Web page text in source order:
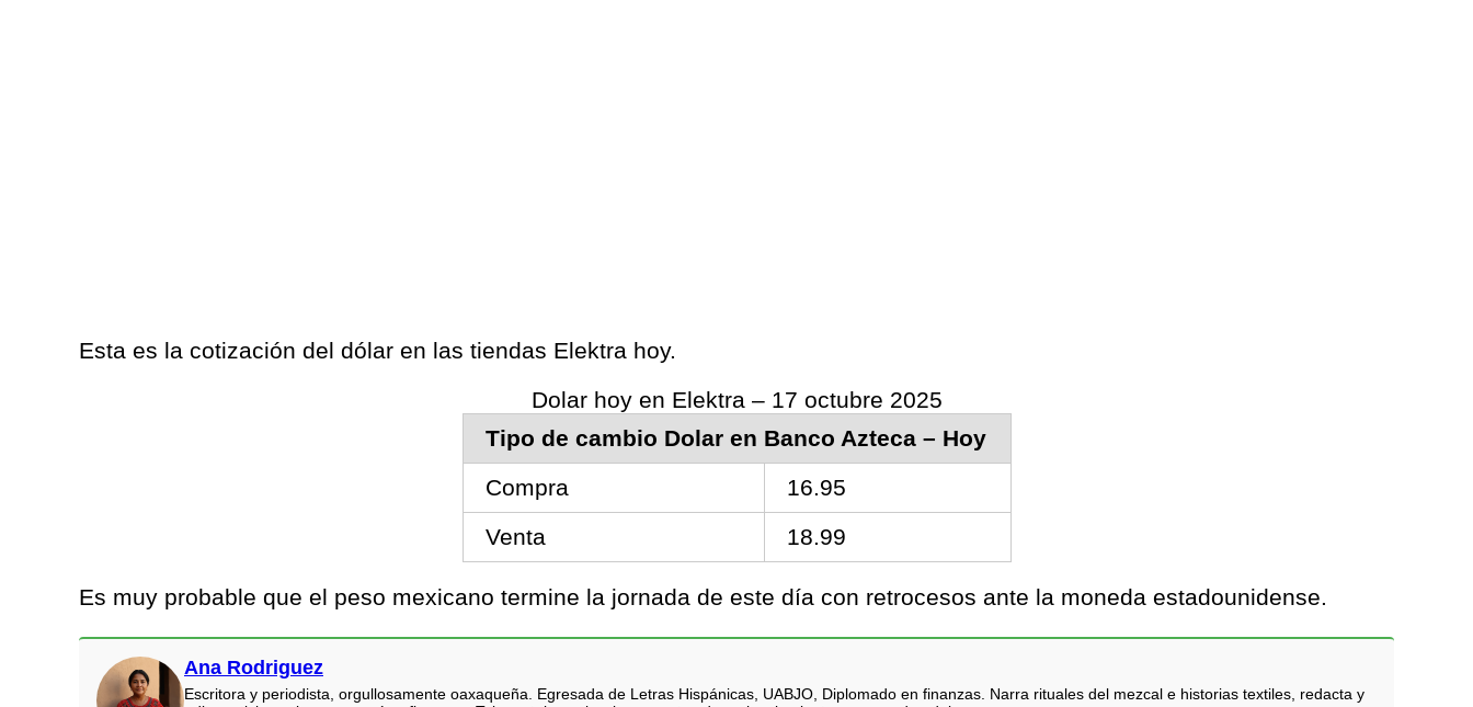
Esta es la cotización del dólar en las tiendas Elektra hoy.
Dolar hoy en Elektra – 17 octubre 2025
Tipo de cambio Dolar en Banco Azteca – Hoy
Compra
16.95
Venta
18.99
Es muy probable que el peso mexicano termine la jornada de este día con retrocesos ante la moneda estadounidense.
Ana Rodriguez
Escritora y periodista, orgullosamente oaxaqueña. Egresada de Letras Hispánicas, UABJO, Diplomado en finanzas. Narra rituales del mezcal e historias textiles, redacta y